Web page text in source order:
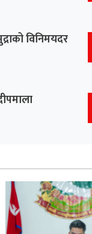
विनिमयदर